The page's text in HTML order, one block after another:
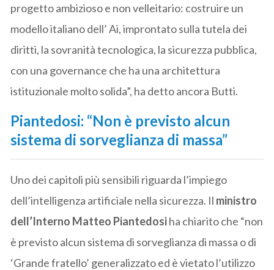
progetto ambizioso e non velleitario: costruire un
modello italiano dell’ Ai, improntato sulla tutela dei
diritti, la sovranità tecnologica, la sicurezza pubblica,
con una governance che ha una architettura
istituzionale molto solida”, ha detto ancora Butti.
Piantedosi: “Non è previsto alcun
sistema di sorveglianza di massa”
Uno dei capitoli più sensibili riguarda l’impiego
dell’intelligenza artificiale nella sicurezza. Il ministro
dell’Interno Matteo Piantedosiha chiarito che “non
è previsto alcun sistema di sorveglianza di massa o di
‘Grande fratello’ generalizzato ed è vietato l’utilizzo